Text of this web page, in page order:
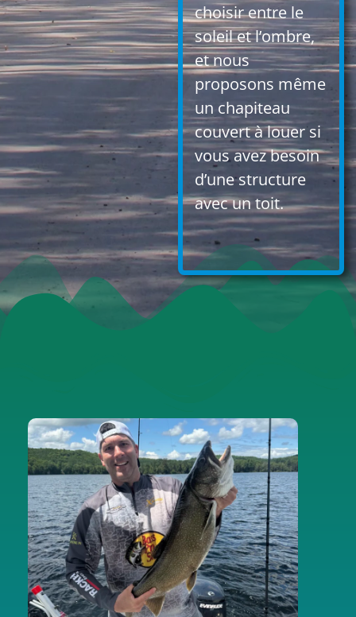
choisir entre le
soleil et l’ombre,
et nous
proposons même
un chapiteau
couvert à louer si
vous avez besoin
d’une structure
avec un toit.